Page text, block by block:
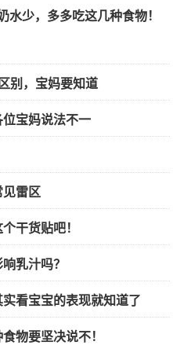
水少，多多吃这几种食物！
别，宝妈要知道
宝妈说法不一
雷区
干货贴吧！
乳汁吗？
看宝宝的表现就知道了
物要坚决说不！